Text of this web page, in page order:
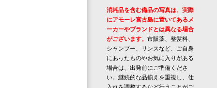
消耗品を含む備品の写真は、実際
にアモーレ宮古島に置いてあるメ
ーカーやブランドとは異なる場合
がございます。 市販薬、整髪料、
シャンプー、リンスなど、ご自身
にあったものやお気に入りがある
場合は、出発前にご準備くださ
い。継続的な品揃えを重視し、仕